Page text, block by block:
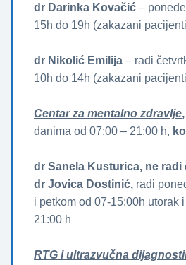
dr Darinka Kovačić –
15h do 19h (zakazani
dr Nikolić Emilija – radi
10h do 14h (zakazani
Centar za mentalno zdravlje,
danima od 07:00 – 21:00 h,
dr Sanela Kusturica, ne radi
dr Jovica Dostinić, radi
i petkom od 07-15:00h utorak
21:00 h
RTG i ultrazvučna